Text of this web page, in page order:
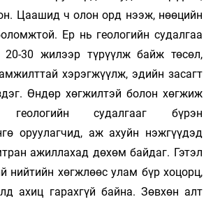
Цаашид ч олон орд нээж, нөөцийн
Ер нь геологийн судалгаа
20-30 жилээр түрүүлж байж төсөл,
хэрэгжүүлж, эдийн засагт
Өндөр хөгжилтэй болон хөгжиж
судалгааг бүрэн
оруулагчид, аж ахуйн нэжгүүдэд
ажиллахад дөхөм байдаг. Гэтэл
нийтийн хөгжлөөс улам бүр хоцорц,
ахиц гарахгүй байна. Зөвхөн алт